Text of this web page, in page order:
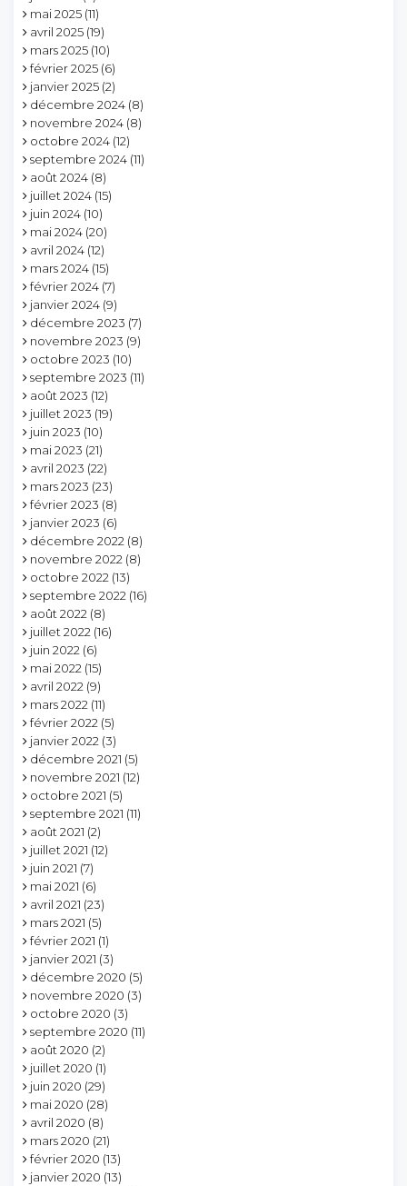
mai 2025 (11)
avril 2025 (19)
mars 2025 (10)
février 2025 (6)
janvier 2025 (2)
décembre 2024 (8)
novembre 2024 (8)
octobre 2024 (12)
septembre 2024 (11)
août 2024 (8)
juillet 2024 (15)
juin 2024 (10)
mai 2024 (20)
avril 2024 (12)
mars 2024 (15)
février 2024 (7)
janvier 2024 (9)
décembre 2023 (7)
novembre 2023 (9)
octobre 2023 (10)
septembre 2023 (11)
août 2023 (12)
juillet 2023 (19)
juin 2023 (10)
mai 2023 (21)
avril 2023 (22)
mars 2023 (23)
février 2023 (8)
janvier 2023 (6)
décembre 2022 (8)
novembre 2022 (8)
octobre 2022 (13)
septembre 2022 (16)
août 2022 (8)
juillet 2022 (16)
juin 2022 (6)
mai 2022 (15)
avril 2022 (9)
mars 2022 (11)
février 2022 (5)
janvier 2022 (3)
décembre 2021 (5)
novembre 2021 (12)
octobre 2021 (5)
septembre 2021 (11)
août 2021 (2)
juillet 2021 (12)
juin 2021 (7)
mai 2021 (6)
avril 2021 (23)
mars 2021 (5)
février 2021 (1)
janvier 2021 (3)
décembre 2020 (5)
novembre 2020 (3)
octobre 2020 (3)
septembre 2020 (11)
août 2020 (2)
juillet 2020 (1)
juin 2020 (29)
mai 2020 (28)
avril 2020 (8)
mars 2020 (21)
février 2020 (13)
janvier 2020 (13)